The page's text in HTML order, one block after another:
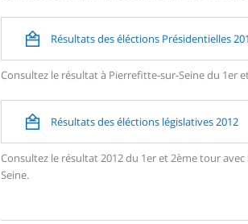
Résultats des éléctions Présidentielles
Consultez le résultat à Pierrefitte-sur-Seine du 1er
Résultats des éléctions législatives 2012
Consultez le résultat 2012 du 1er et 2ème tour
Seine.